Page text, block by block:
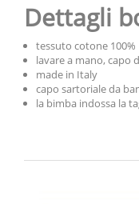
Dettagli
tessuto cotone 100%
lavare a mano, capo
made in Italy
capo sartoriale da
la bimba indossa la